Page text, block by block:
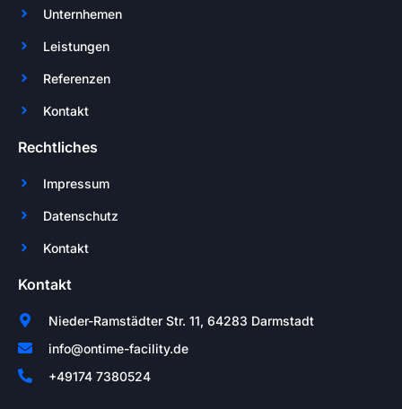
Unternhemen
Leistungen
Referenzen
Kontakt
Rechtliches
Impressum
Datenschutz
Kontakt
Kontakt
Nieder-Ramstädter Str. 11, 64283 Darmstadt
info@ontime-facility.de
+49174 7380524